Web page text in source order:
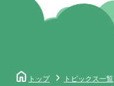
home トップ
トピックス一覧